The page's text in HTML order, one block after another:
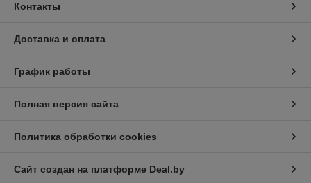
Контакты
Доставка и оплата
График работы
Полная версия сайта
Политика обработки cookies
Сайт создан на платформе Deal.by